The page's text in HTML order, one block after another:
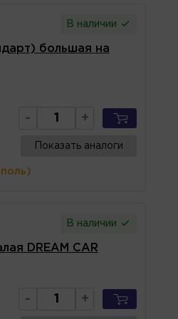
В наличии
большая на
- +
Показать аналоги
В наличии
DREAM CAR
- +